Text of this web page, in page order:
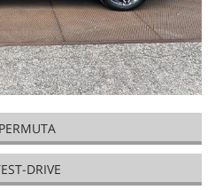
PERMUTA
DRIVE